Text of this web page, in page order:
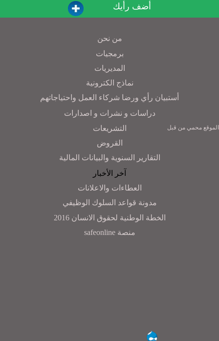
أضف رأيك
من نحن
برمجيات
المديريات
نماذج الكترونية
أستبيان رأي ورضا شركاء العمل واحتياجاتهم
دراسات و نشرات و اصدارات
التشريعات
القروض
التقارير السنوية والبيانات المالية
آخر الأخبار
العطاءات والاعلانات
مدونة قواعد السلوك الوظيفي
الخطة الوطنية لحقوق الانسان 2016
منصة safeonline
الموقع محمي من قبل